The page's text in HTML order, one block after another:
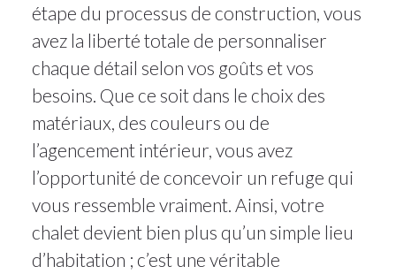
étape du processus de construction, vous
avez la liberté totale de personnaliser
chaque détail selon vos goûts et vos
besoins. Que ce soit dans le choix des
matériaux, des couleurs ou de
l’agencement intérieur, vous avez
l’opportunité de concevoir un refuge qui
vous ressemble vraiment. Ainsi, votre
chalet devient bien plus qu’un simple lieu
d’habitation ; c’est une véritable